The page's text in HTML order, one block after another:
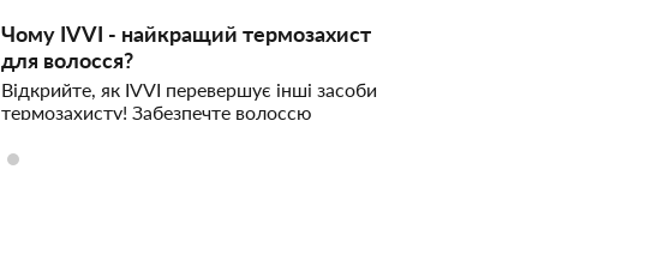
Чому IVVI - найкращий термозахист
для волосся?
Відкрийте, як IVVI перевершує інші засоби
термозахисту! Забезпечте волоссю